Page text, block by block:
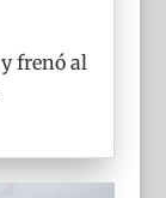
frenó al